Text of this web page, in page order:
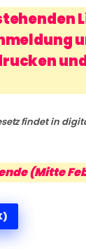
findet in
(Mitte